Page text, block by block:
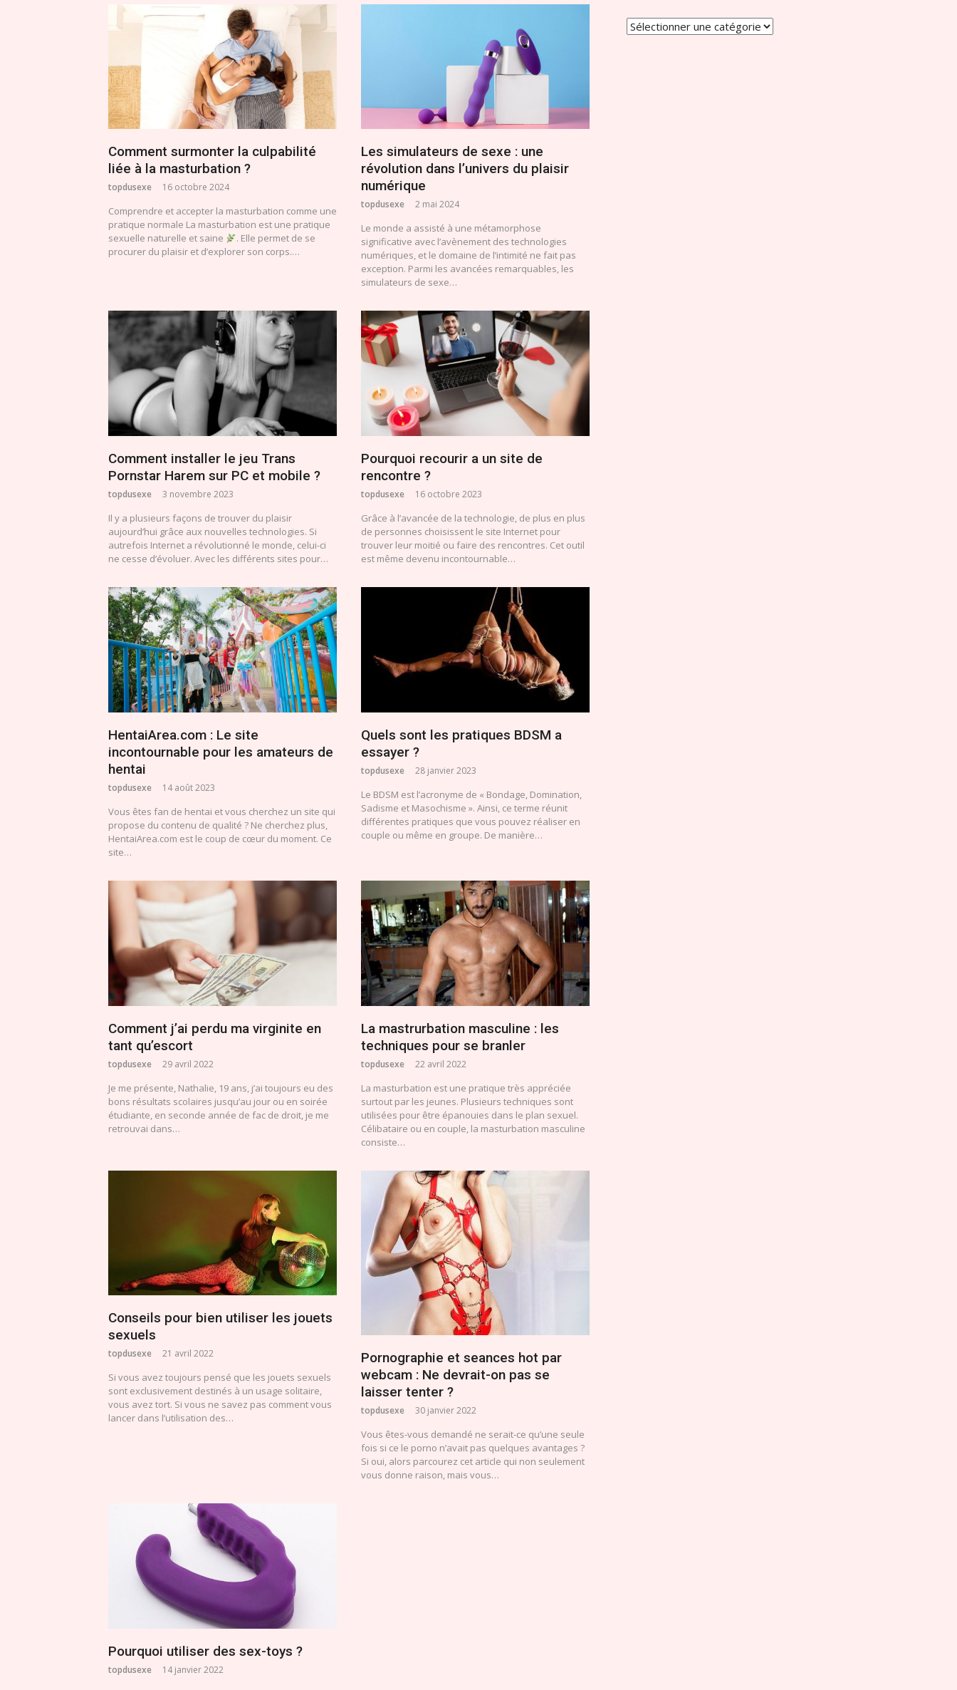
Comment surmonter la culpabilité
liée à la masturbation ?
topdusexe 16 octobre 2024
Comprendre et accepter la masturbation comme une
pratique normale La masturbation est une pratique
sexuelle naturelle et saine
. Elle permet de se
procurer du plaisir et d’explorer son corps.…
Les simulateurs de sexe : une
révolution dans l’univers du plaisir
numérique
topdusexe 2 mai 2024
Le monde a assisté à une métamorphose
significative avec l’avènement des technologies
numériques, et le domaine de l’intimité ne fait pas
exception. Parmi les avancées remarquables, les
simulateurs de sexe…
Comment installer le jeu Trans
Pornstar Harem sur PC et mobile ?
topdusexe 3 novembre 2023
Il y a plusieurs façons de trouver du plaisir
aujourd’hui grâce aux nouvelles technologies. Si
autrefois Internet a révolutionné le monde, celui-ci
ne cesse d’évoluer. Avec les différents sites pour…
Pourquoi recourir a un site de
rencontre ?
topdusexe 16 octobre 2023
Grâce à l’avancée de la technologie, de plus en plus
de personnes choisissent le site Internet pour
trouver leur moitié ou faire des rencontres. Cet outil
est même devenu incontournable…
HentaiArea.com : Le site
incontournable pour les amateurs de
hentai
topdusexe 14 août 2023
Vous êtes fan de hentai et vous cherchez un site qui
propose du contenu de qualité ? Ne cherchez plus,
HentaiArea.com est le coup de cœur du moment. Ce
site…
Quels sont les pratiques BDSM a
essayer ?
topdusexe 28 janvier 2023
Le BDSM est l’acronyme de « Bondage, Domination,
Sadisme et Masochisme ». Ainsi, ce terme réunit
différentes pratiques que vous pouvez réaliser en
couple ou même en groupe. De manière…
Comment j’ai perdu ma virginite en
tant qu’escort
topdusexe 29 avril 2022
Je me présente, Nathalie, 19 ans, j’ai toujours eu des
bons résultats scolaires jusqu’au jour ou en soirée
étudiante, en seconde année de fac de droit, je me
retrouvai dans…
La mastrurbation masculine : les
techniques pour se branler
topdusexe 22 avril 2022
La masturbation est une pratique très appréciée
surtout par les jeunes. Plusieurs techniques sont
utilisées pour être épanouies dans le plan sexuel.
Célibataire ou en couple, la masturbation masculine
consiste…
Conseils pour bien utiliser les jouets
sexuels
topdusexe 21 avril 2022
Si vous avez toujours pensé que les jouets sexuels
sont exclusivement destinés à un usage solitaire,
vous avez tort. Si vous ne savez pas comment vous
lancer dans l’utilisation des…
Pornographie et seances hot par
webcam : Ne devrait-on pas se
laisser tenter ?
topdusexe 30 janvier 2022
Vous êtes-vous demandé ne serait-ce qu’une seule
fois si ce le porno n’avait pas quelques avantages ?
Si oui, alors parcourez cet article qui non seulement
vous donne raison, mais vous…
Pourquoi utiliser des sex-toys ?
topdusexe 14 janvier 2022
NOS
THÉMATIQUES